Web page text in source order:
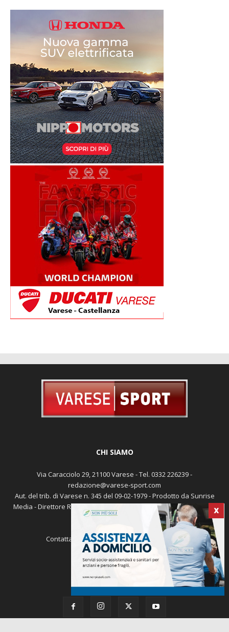
X
CHI SIAMO
Via Caracciolo 29, 21100 Varese - Tel. 0332 226239 -
redazione@varese-sport.com
Aut. del trib. di Varese n. 345 del 09-02-1979 - Prodotto da Sunrise
Media - Direttore Responsabile: Michele Marocco -Cookie policy
Pubblicità
Contattaci: redazione@varese-sport.com
SEGUICI